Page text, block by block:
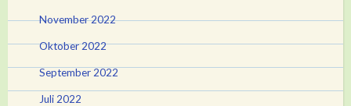
November 2022
Oktober 2022
September 2022
Juli 2022